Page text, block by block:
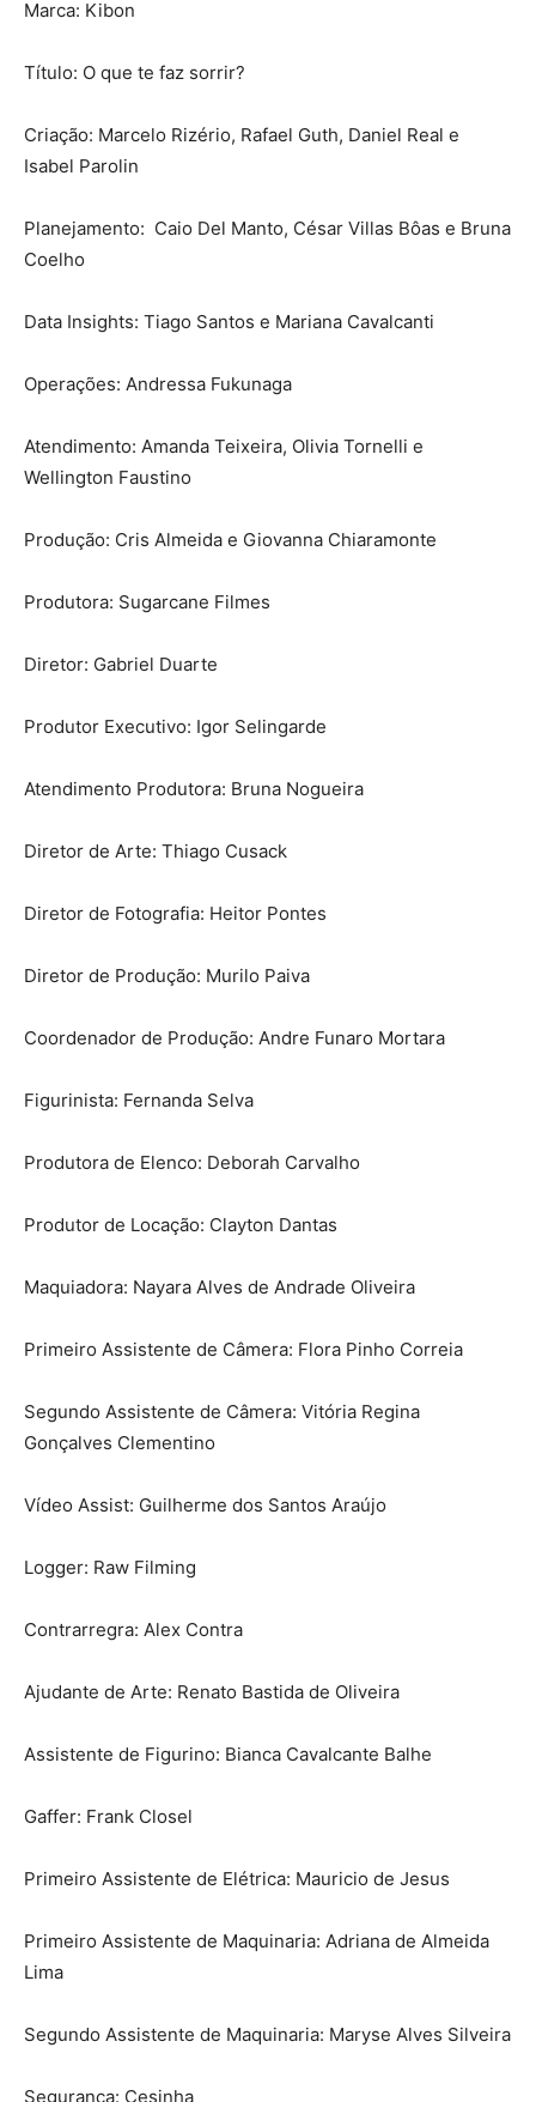
Marca: Kibon
Título: O que te faz sorrir?
Criação: Marcelo Rizério, Rafael Guth, Daniel Real e
Isabel Parolin
Planejamento: Caio Del Manto, César Villas Bôas e Bruna
Coelho
Data Insights: Tiago Santos e Mariana Cavalcanti
Operações: Andressa Fukunaga
Atendimento: Amanda Teixeira, Olivia Tornelli e
Wellington Faustino
Produção: Cris Almeida e Giovanna Chiaramonte
Produtora: Sugarcane Filmes
Diretor: Gabriel Duarte
Produtor Executivo: Igor Selingarde
Atendimento Produtora: Bruna Nogueira
Diretor de Arte: Thiago Cusack
Diretor de Fotografia: Heitor Pontes
Diretor de Produção: Murilo Paiva
Coordenador de Produção: Andre Funaro Mortara
Figurinista: Fernanda Selva
Produtora de Elenco: Deborah Carvalho
Produtor de Locação: Clayton Dantas
Maquiadora: Nayara Alves de Andrade Oliveira
Primeiro Assistente de Câmera: Flora Pinho Correia
Segundo Assistente de Câmera: Vitória Regina
Gonçalves Clementino
Vídeo Assist: Guilherme dos Santos Araújo
Logger: Raw Filming
Contrarregra: Alex Contra
Ajudante de Arte: Renato Bastida de Oliveira
Assistente de Figurino: Bianca Cavalcante Balhe
Gaffer: Frank Closel
Primeiro Assistente de Elétrica: Mauricio de Jesus
Primeiro Assistente de Maquinaria: Adriana de Almeida
Lima
Segundo Assistente de Maquinaria: Maryse Alves Silveira
Segurança: Cesinha